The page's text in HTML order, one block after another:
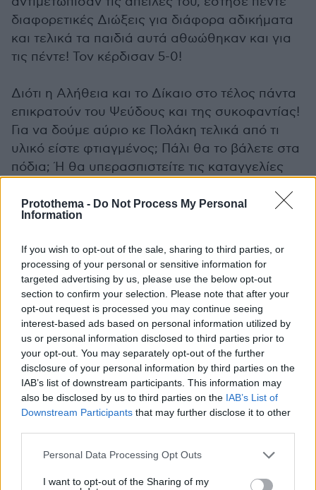
Protothema - Do Not Process My Personal
Information
If you wish to opt-out of the sale, sharing to third parties, or
processing of your personal or sensitive information for
targeted advertising by us, please use the below opt-out
section to confirm your selection. Please note that after your
opt-out request is processed you may continue seeing
interest-based ads based on personal information utilized by
us or personal information disclosed to third parties prior to
your opt-out. You may separately opt-out of the further
disclosure of your personal information by third parties on the
IAB’s list of downstream participants. This information may
also be disclosed by us to third parties on the IAB’s List of
Downstream Participants that may further disclose it to other
Please note that this website/app uses one or more Google
not limited to your visit or usage behaviour. You may click to
Personal Data Processing Opt Outs
I want to opt-out of the Sharing of my
διαφορετικές Διώξεις για διάφορα αδικήματα
και τελικά τα παιδιά αυτά αθωώθηκαν και για
τις πέντε! Τον κέρδισαν 5-0!
Διότι η Αλήθεια και το Δίκαιο στο τέλος πάντα
επικρατούν του Ψεύδους και της συκοφαντίας!
Για να δούμε αύριο κε Πολάκη τελικά από τι
υλικό είστε φτιαγμένος; Πάλι θα το βάλετε στα
πόδια; Ή θα υπερασπιστείτε τις καταγγελίες
άνθρωποι αυτοί είναι οριστικά αθώοι;
Βίντεο: Η στιγμή που Σύρος επιτίθεται σε
22χρονη στη Σόλωνος για να τη βιάσει - Της
φώναξε «σεξ» πριν τη ρίξει στο πεζοδρόμιο
Βίντεο: Τρομακτικό ατύχημα σε αγώνα με
ταχύπλοα σε λίμνη στη Νεβάδα - Σκάφος που
έτρεχε με 320χλμ/ώρα εκτοξεύτηκε στον αέρα
άουτ;